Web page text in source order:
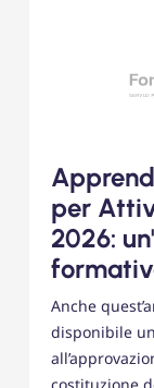
per
2026:
Anche
disponibile
costituzione